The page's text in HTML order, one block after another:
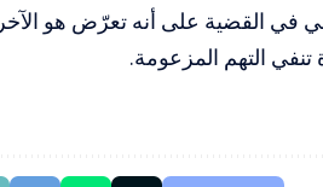
في القضية على أنه تعرّض هو الآخر
التهم المزعومة.